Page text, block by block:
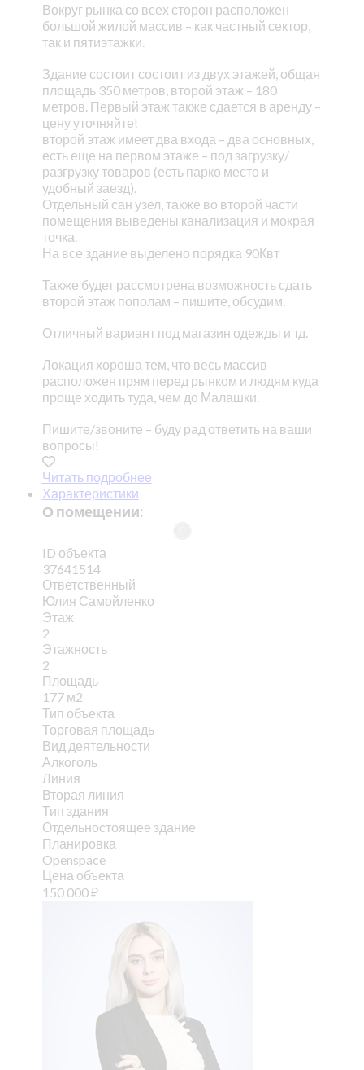
Вокруг рынка со всех сторон расположен
большой жилой массив – как частный сектор,
так и пятиэтажки.
Здание состоит состоит из двух этажей, общая
площадь 350 метров, второй этаж – 180
метров. Первый этаж также сдается в аренду –
цену уточняйте!
второй этаж имеет два входа – два основных,
есть еще на первом этаже – под загрузку/
разгрузку товаров (есть парко место и
удобный заезд).
Отдельный сан узел, также во второй части
помещения выведены канализация и мокрая
точка.
На все здание выделено порядка 90Квт
Также будет рассмотрена возможность сдать
второй этаж пополам – пишите, обсудим.
Отличный вариант под магазин одежды и тд.
Локация хороша тем, что весь массив
расположен прям перед рынком и людям куда
проще ходить туда, чем до Малашки.
Пишите/звоните – буду рад ответить на ваши
вопросы!
Читать подробнее
Характеристики
О помещении:
ID объекта
37641514
Ответственный
Юлия Самойленко
Этаж
2
Этажность
2
Площадь
177 м2
Тип объекта
Торговая площадь
Вид деятельности
Алкоголь
Линия
Вторая линия
Тип здания
Отдельностоящее здание
Планировка
Openspace
Цена объекта
150 000₽